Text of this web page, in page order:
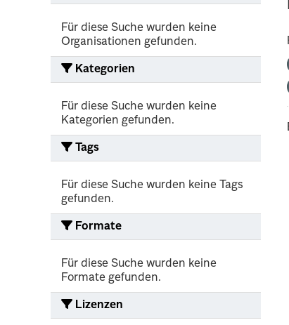
Für diese Suche wurden keine
Organisationen gefunden.
Kategorien
Für diese Suche wurden keine
Kategorien gefunden.
Tags
Für diese Suche wurden keine Tags
gefunden.
Formate
Für diese Suche wurden keine
Formate gefunden.
Lizenzen